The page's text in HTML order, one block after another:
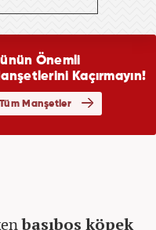
başıboş köpek